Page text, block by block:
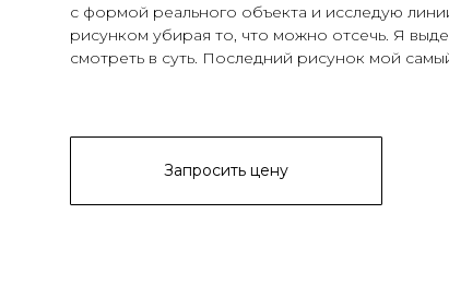
с формой реального объекта и исследую
рисунком убирая то, что можно отсечь. Я
смотреть в суть. Последний рисунок мой
Запросить цену